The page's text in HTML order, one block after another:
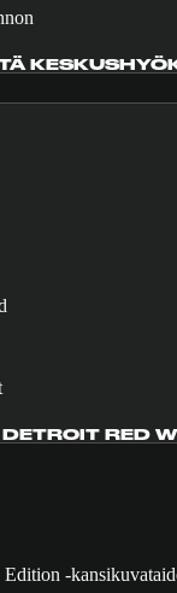
RED